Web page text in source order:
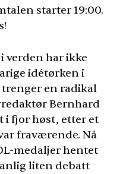
starter 19:00.
verden har ikke
idétørken i
en radikal
Bernhard
i fjor høst, etter et
fraværende. Nå
medaljer hentet
liten debatt